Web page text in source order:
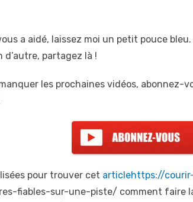
a aidé, laissez moi un petit pouce bleu.
d’autre, partagez là !
les prochaines vidéos, abonnez-
pour trouver cet articlehttps://
fiables-sur-une-piste/ comment faire